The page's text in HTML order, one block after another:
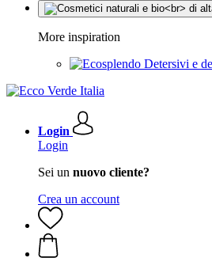
More inspiration
Detersivi e
Login
Login
Sei un nuovo cliente?
Crea un account